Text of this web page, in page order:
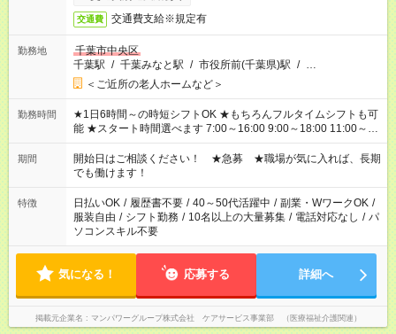
交通費 交通費支給※規定有
勤務地
千葉市中央区
千葉駅 / 千葉みなと駅 / 市役所前(千葉県)駅 / …
＜ご近所の老人ホームなど＞
勤務時間
★1日6時間～の時短シフトOK ★もちろんフルタイムシフトも可
能 ★スタート時間選べます 7:00～16:00 9:00～18:00 11:00～
20:00 など 残業なし！ ※Wワークの場合、他のお仕事と合わせ
週40時間超の就業はご案内できません ※法令に基づき、週20時
間以上勤務は社会保険への加入対象となります ※労働者派遣法
（日雇い派遣の原則禁止）により、短時間・短期間の就業はご
案内が難しい場合があります
期間
開始日はご相談ください！ ★急募 ★職場が気に入れば、長期
でも働けます！
特徴 日払いOK / 履歴書不要 / 40～50代活躍中 / 副業・WワークOK /
服装自由 / シフト勤務 / 10名以上の大量募集 / 電話対応なし / パ
ソコンスキル不要
気になる！ 応募する 詳細へ
掲載元企業名 マンパワーグループ株式会社 ケアサービス事業部 （医療福祉介護関連）